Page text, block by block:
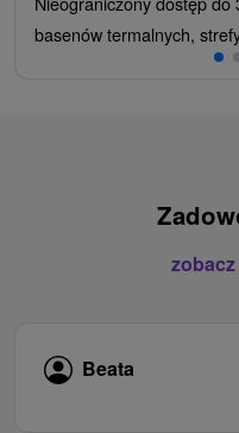
basenów termalnych,
Beata